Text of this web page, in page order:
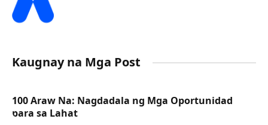
Kaugnay na Mga Post
100 Araw Na: Nagdadala ng Mga Oportunidad
para sa Lahat